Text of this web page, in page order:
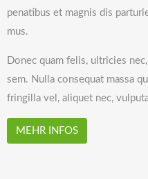
penatibus et magnis dis
mus.
Donec quam felis, ultricies
sem. Nulla consequat massa
fringilla vel, aliquet nec,
MEHR INFOS